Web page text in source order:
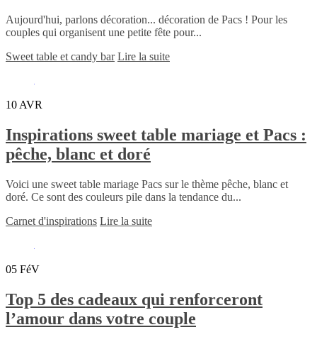
Aujourd'hui, parlons décoration... décoration de Pacs ! Pour les
couples qui organisent une petite fête pour...
Sweet table et candy bar Lire la suite
10 AVR
Inspirations sweet table mariage et Pacs :
pêche, blanc et doré
Voici une sweet table mariage Pacs sur le thème pêche, blanc et
doré. Ce sont des couleurs pile dans la tendance du...
Carnet d'inspirations Lire la suite
05 FéV
Top 5 des cadeaux qui renforceront
l’amour dans votre couple